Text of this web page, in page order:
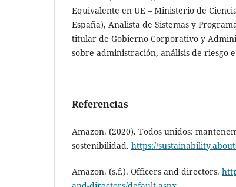
Equivalente en UE – Ministerio de
España), Analista de Sistemas y
titular de Gobierno Corporativo y
sobre administración, análisis de riesgo
Referencias
Amazon. (2020). Todos unidos:
sostenibilidad. https://
Amazon. (s.f.). Officers and directors.